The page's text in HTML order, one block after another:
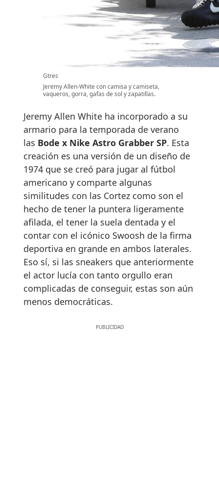
Gtres
Jeremy Allen-White con camisa y camiseta,
vaqueros, gorra, gafas de sol y zapatillas.
Jeremy Allen White ha incorporado a su
armario para la temporada de verano
las Bode x Nike Astro Grabber SP. Esta
creación es una versión de un diseño de
1974 que se creó para jugar al fútbol
americano y comparte algunas
similitudes con las Cortez como son el
hecho de tener la puntera ligeramente
afilada, el tener la suela dentada y el
contar con el icónico Swoosh de la firma
deportiva en grande en ambos laterales.
Eso sí, si las sneakers que anteriormente
el actor lucía con tanto orgullo eran
complicadas de conseguir, estas son aún
menos democráticas.